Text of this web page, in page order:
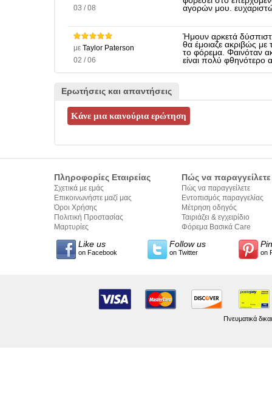
03 / 08
αγορών μου.
με Taylor Paterson
02 / 06
Ήμουν αρκετά
θα έμοιαζε ακριβώς
το φόρεμα. Φαινόταν
είναι πολύ φθηνότερο
Ερωτήσεις και απαντήσεις
Πληροφορίες Εταιρείας
Σχετικά με εμάς
Επικοινωνήστε μαζί μας
Όροι Χρήσης
Πολιτική Προστασίας
Προσωπικών Δεδομένων
Μαρτυρίες
Πώς να παραγγείλετε
Πώς να παραγγείλετε
Εντοπισμός παραγγελίας
Μέτρηση οδηγός
Ταιριάζει & εγχειρίδιο
σύνταξης κειμένων
Φόρεμα Βασικά Care
Like us
on Facebook
Follow us
on Twitter on
Πνευματικά